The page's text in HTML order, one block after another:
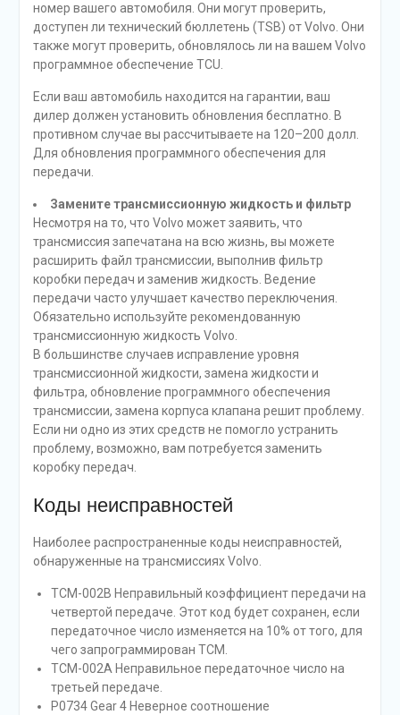
номер вашего автомобиля. Они могут проверить,
доступен ли технический бюллетень (TSB) от Volvo. Они
также могут проверить, обновлялось ли на вашем Volvo
программное обеспечение TCU.
Если ваш автомобиль находится на гарантии, ваш
дилер должен установить обновления бесплатно. В
противном случае вы рассчитываете на 120–200 долл.
Для обновления программного обеспечения для
передачи.
Замените трансмиссионную жидкость и фильтр
Несмотря на то, что Volvo может заявить, что
трансмиссия запечатана на всю жизнь, вы можете
расширить файл трансмиссии, выполнив фильтр
коробки передач и заменив жидкость. Ведение
передачи часто улучшает качество переключения.
Обязательно используйте рекомендованную
трансмиссионную жидкость Volvo.
В большинстве случаев исправление уровня
трансмиссионной жидкости, замена жидкости и
фильтра, обновление программного обеспечения
трансмиссии, замена корпуса клапана решит проблему.
Если ни одно из этих средств не помогло устранить
проблему, возможно, вам потребуется заменить
коробку передач.
Коды неисправностей
Наиболее распространенные коды неисправностей,
обнаруженные на трансмиссиях Volvo.
TCM-002B Неправильный коэффициент передачи на
четвертой передаче. Этот код будет сохранен, если
передаточное число изменяется на 10% от того, для
чего запрограммирован TCM.
TCM-002A Неправильное передаточное число на
третьей передаче.
P0734 Gear 4 Неверное соотношение